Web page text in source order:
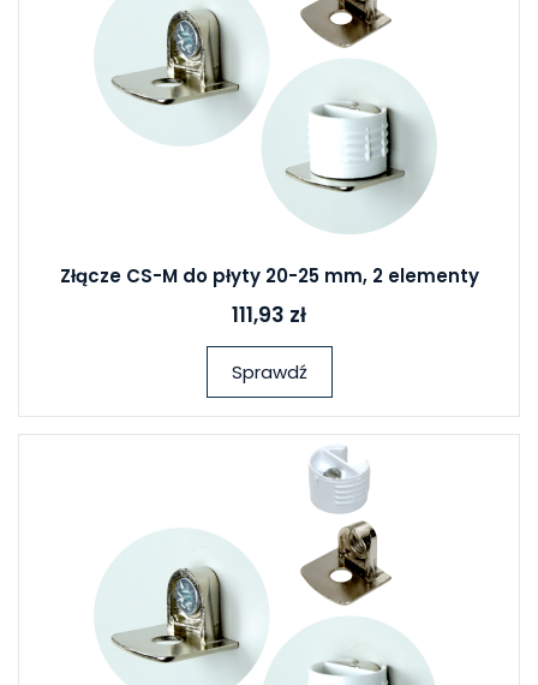
Złącze CS-M do płyty 20-25 mm, 2 elementy
111,93 zł
Sprawdź